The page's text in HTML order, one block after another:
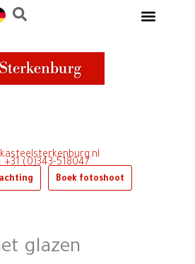
Boek fotoshoot
+31 (0)343-518047
glazen